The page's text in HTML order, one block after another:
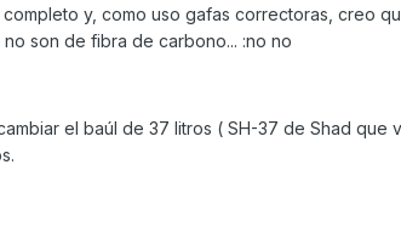
y, como uso gafas correctoras, creo
son de fibra de carbono... :no no
el baúl de 37 litros ( SH-37 de Shad que